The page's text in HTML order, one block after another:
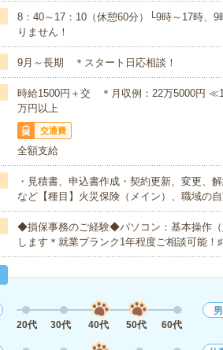
8：40～17：10（休憩60分）└9時～17時、
りません！
9月～長期 ＊スタート日応相談！
時給1500円＋交 ＊月収例：22万5000円
万円以上
交通費
全額支給
・見積書、申込書作成・契約更新、変更、
など【種目】火災保険（メイン）、職域の
◆損保事務のご経験◆パソコン：基本操作（
します＊就業ブランク1年程度ご相談可能
20代
30代 40代 50代 60代